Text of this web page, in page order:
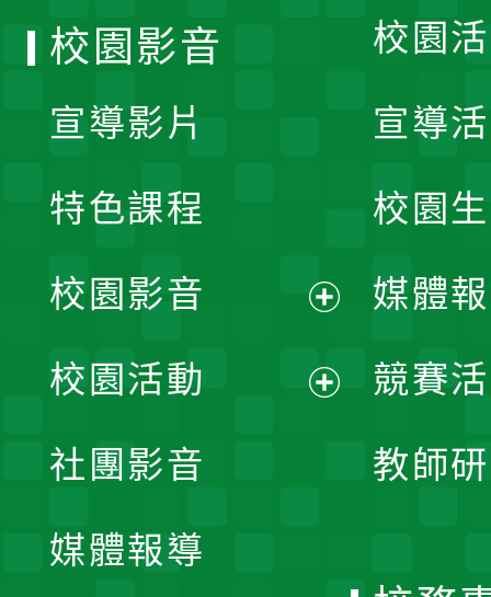
校園
宣導
校園
媒體
競賽
教師
校園影音
宣導影片
特色課程
校園影音
開
校園活動
社團影音
媒體報導